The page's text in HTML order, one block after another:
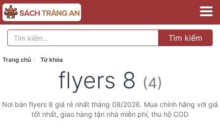
Tìm kiếm
Trang chủ Từ khóa
flyers 8 (4)
Nơi bán flyers 8 giá rẻ nhất tháng 08/2026. Mua chính hãng với giá
tốt nhất, giao hàng tận nhà miễn phí, thu hộ COD